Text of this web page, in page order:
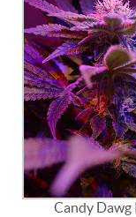
Candy Dawg